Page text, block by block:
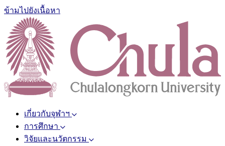
ข้ามไปยังเนื้อหา
เกี่ยวกับจุฬาฯ
การศึกษา
วิจัยและนวัตกรรม